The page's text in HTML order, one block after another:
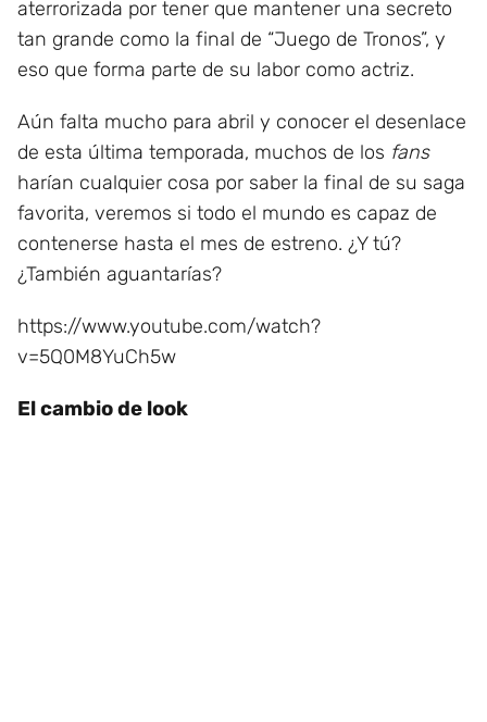
aterrorizada por tener que mantener una secreto
tan grande como la final de “Juego de Tronos”, y
eso que forma parte de su labor como actriz.
Aún falta mucho para abril y conocer el desenlace
de esta última temporada, muchos de los fans
harían cualquier cosa por saber la final de su saga
favorita, veremos si todo el mundo es capaz de
contenerse hasta el mes de estreno. ¿Y tú?
¿También aguantarías?
https://www.youtube.com/watch?
v=5Q0M8YuCh5w
El cambio de look